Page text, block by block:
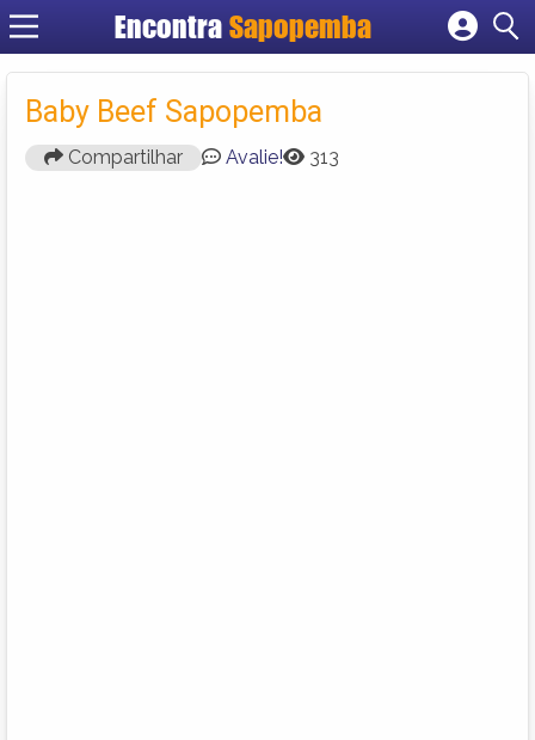
Encontra Sapopemba
Cadastrar empresa
Criar conta
Baby Beef Sapopemba
Compartilhar Avalie! 313